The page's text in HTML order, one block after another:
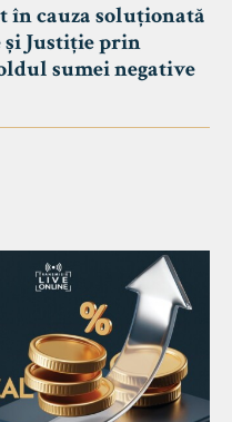
în cauza soluționată
și Justiție prin
sumei negative